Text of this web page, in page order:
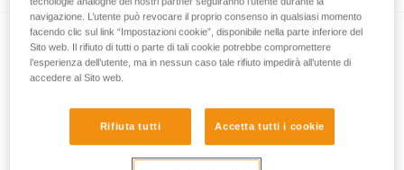
Informazioni sull'illuminazione a led
navigazione. L’utente può revocare il proprio consenso in qualsiasi momento
facendo clic sul link “Impostazioni cookie”, disponibile nella parte inferiore del
Sito web. Il rifiuto di tutti o parte di tali cookie potrebbe compromettere
l’esperienza dell’utente, ma in nessun caso tale rifiuto impedirà all’utente di
accedere al Sito web.
Rifiuta tutti Accetta tutti i cookie